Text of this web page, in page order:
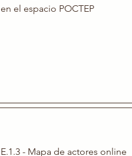
en el espacio POCTEP
E.1.3 - Mapa de actores online